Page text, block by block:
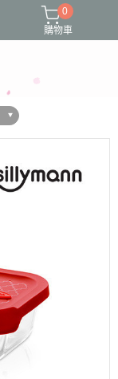
文章分享
0
購物車